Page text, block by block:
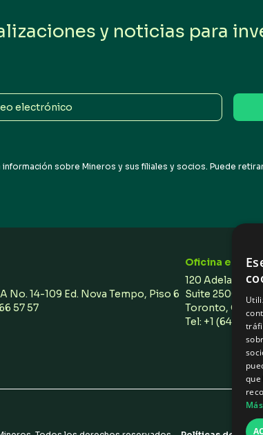
y noticias para
sobre Mineros y sus filiales y socios. Puede
No. 14-109 Ed. Nova Tempo, Piso 6
57 57
Oficina en
120 Adelaide
Suite 2500,
Toronto, ON
Tel: +1 (647) 496
que